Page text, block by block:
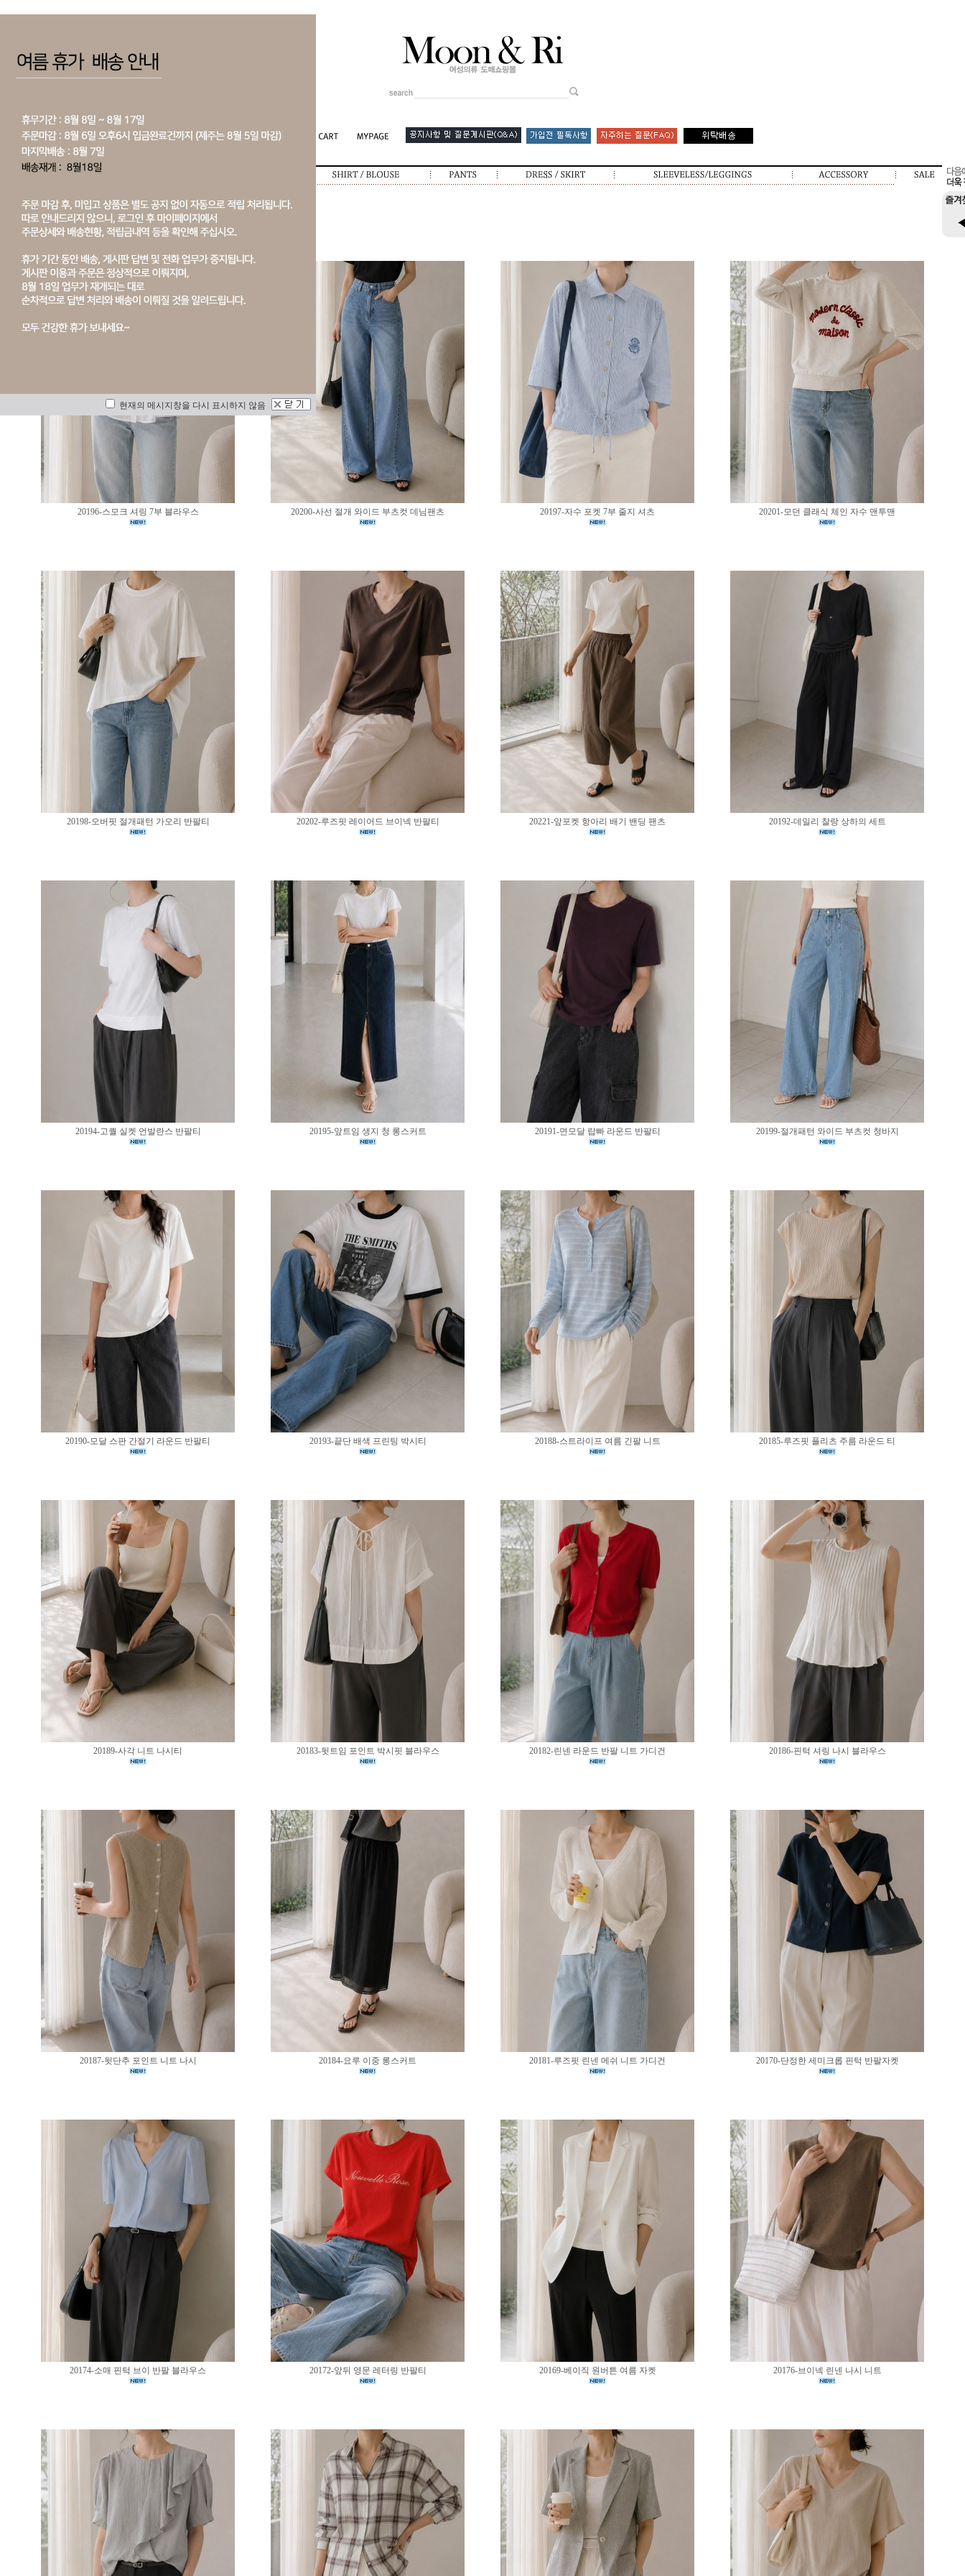
20196-스모크 셔링 7부 블라우스 20200-사선 절개 와이드 부츠컷 데님팬츠 20197-자수 포켓 7부 줄지 셔츠 20201-모던 클래식 체인 자수 맨투맨
20198-오버핏 절개패턴 가오리 반팔티 20202-루즈핏 레이어드 브이넥 반팔티 20221-앞포켓 항아리 배기 밴딩 팬츠 20192-데일리 찰랑 상하의 세트
20194-고퀄 실켓 언발란스 반팔티 20195-앞트임 생지 청 롱스커트 20191-면모달 랍빠 라운드 반팔티 20199-절개패턴 와이드 부츠컷 청바지
20190-모달 스판 간절기 라운드 반팔티 20193-끝단 배색 프린팅 박시티 20188-스트라이프 여름 긴팔 니트 20185-루즈핏 플리츠 주름 라운드 티
20189-사각 니트 나시티 20183-뒷트임 포인트 박시핏 블라우스 20182-린넨 라운드 반팔 니트 가디건 20186-핀턱 셔링 나시 블라우스
20187-뒷단추 포인트 니트 나시 20184-요루 이중 롱스커트 20181-루즈핏 린넨 메쉬 니트 가디건 20170-단정한 세미크롭 핀턱 반팔자켓
20174-소매 핀턱 브이 반팔 블라우스 20172-앞뒤 영문 레터링 반팔티 20169-베이직 원버튼 여름 자켓 20176-브이넥 린넨 나시 니트
현재의 메시지창을 다시 표시하지 않음